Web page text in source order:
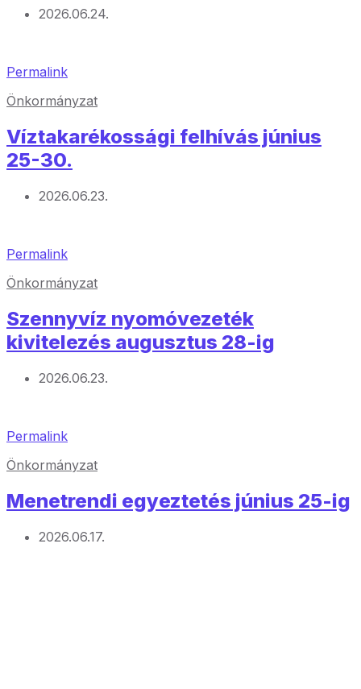
2026.06.24.
Permalink
Önkormányzat
Víztakarékossági felhívás június
25-30.
2026.06.23.
Permalink
Önkormányzat
Szennyvíz nyomóvezeték
kivitelezés augusztus 28-ig
2026.06.23.
Permalink
Önkormányzat
Menetrendi egyeztetés június 25-ig
2026.06.17.